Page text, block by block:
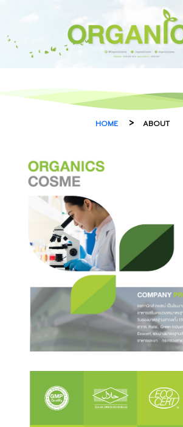
ABOUT
CONTACT
WORK WITH US
DOWNLOAD
DATA PRIVACY POLICY
HOME > ABOUT